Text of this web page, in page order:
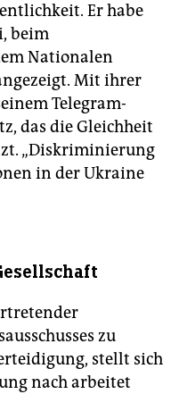
Er habe
beim
Nationalen
Mit ihrer
Telegram-
das die Gleichheit
„Diskriminierung
in der Ukraine
zu
stellt sich
nach arbeitet